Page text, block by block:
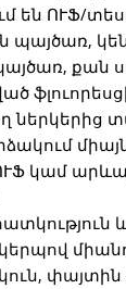
են ՈՒՖ/
պայծառ,
քան
ներկերից
կամ
փայտին